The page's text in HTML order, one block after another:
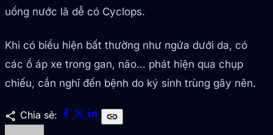
uống nước lã dễ có Cyclops.
Khi có biểu hiện bất thường như ngứa dưới da, có
các ổ áp xe trong gan, não… phát hiện qua chụp
chiếu, cần nghĩ đến bệnh do ký sinh trùng gây nên.
share Chia sẻ: link